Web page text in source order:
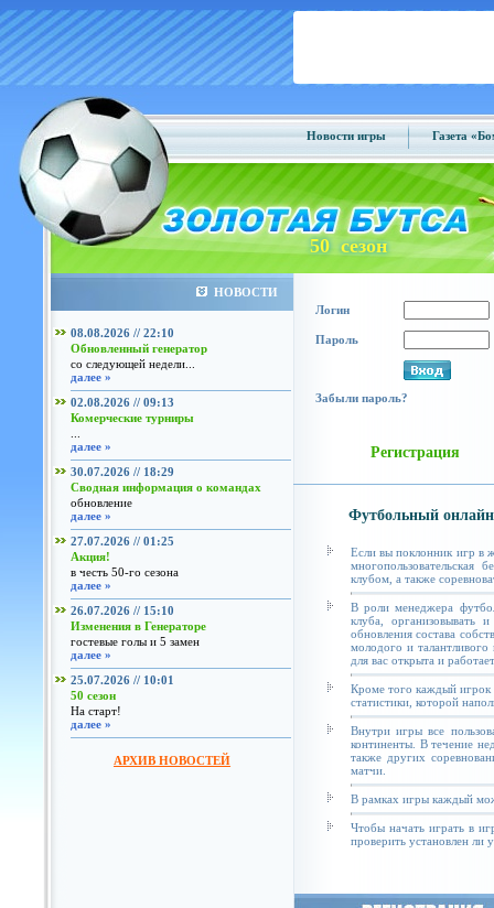
Новости игры Газета
50 сезон
НОВОСТИ
08.08.2026 // 22:10
Обновленный генератор
со следующей недели...
далее »
02.08.2026 // 09:13
Комерческие турниры
далее »
30.07.2026 // 18:29
Сводная информация о командах
обновление
далее »
27.07.2026 // 01:25
Акция!
в честь 50-го сезона
далее »
26.07.2026 // 15:10
Изменения в Генераторе
гостевые голы и 5 замен
далее »
25.07.2026 // 10:01
50 сезон
На старт!
далее »
АРХИВ НОВОСТЕЙ
Логин
Пароль
Забыли пароль?
Регистрация
Футбольный
Если вы поклонник игр в
клубом, а также
В роли менеджера
клуба, организовывать
обновления состава
молодого и талантливого
для вас открыта и
Кроме того каждый игрок
статистики, которой
Внутри игры все
континенты. В течение
также других
матчи.
В рамках игры каждый
Чтобы начать играть в
проверить установлен ли